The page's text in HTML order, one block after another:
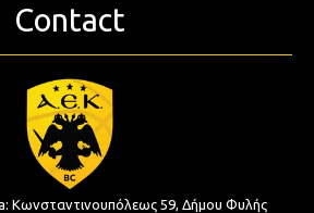
Contact
Κωνσταντινουπόλεως 59, Δήμου Φυλής